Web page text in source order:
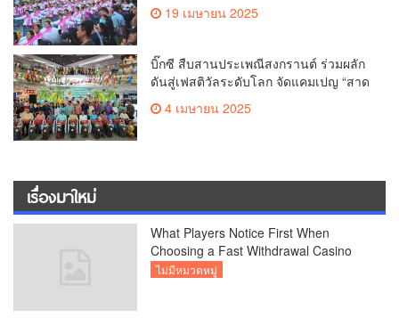
ทำลายสถิติ 7,218 คน เฉลิมฉลองใน
เมืองเชียงใหม่
19 เมษายน 2025
บิ๊กซี สืบสานประเพณีสงกรานต์ ร่วมผลัก
ดันสู่เฟสติวัลระดับโลก จัดแคมเปญ “สาด
สนุกรับสงกรานต์ที่บิ๊กซี” อัดโปรฉ่ำ ลด
สูงสุด 50% กระตุ้นการเดินทางนักท่อง
4 เมษายน 2025
เรื่องมาใหม่
What Players Notice First When
Choosing a Fast Withdrawal Casino
UK
ไม่มีหมวดหมู่